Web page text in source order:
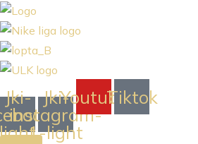
Preskočiť
na
obsah
Jki-
light
Jki-
instagram-
1-light
YoutubeTiktok